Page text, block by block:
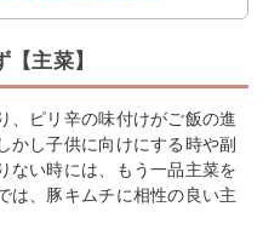
主菜】
、ピリ辛の味付けがご飯の進
かし子供に向けにする時や副
ない時には、もう一品主菜を
は、豚キムチに相性の良い主